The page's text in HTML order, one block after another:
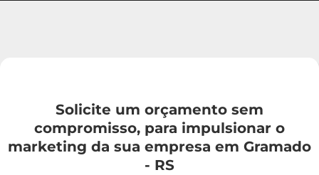
Solicite um orçamento sem
compromisso, para impulsionar o
marketing da sua empresa em Gramado
- RS